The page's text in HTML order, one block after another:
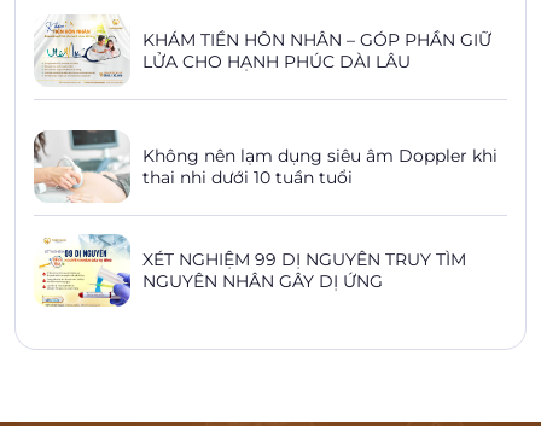
KHÁM TIỀN HÔN NHÂN – GÓP PHẦN GIỮ
LỬA CHO HẠNH PHÚC DÀI LÂU
Không nên lạm dụng siêu âm Doppler khi
thai nhi dưới 10 tuần tuổi
XÉT NGHIỆM 99 DỊ NGUYÊN TRUY TÌM
NGUYÊN NHÂN GÂY DỊ ỨNG